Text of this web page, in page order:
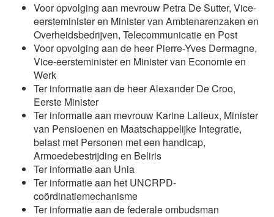
Voor opvolging aan mevrouw Petra De Sutter, Vice-
eersteminister en Minister van Ambtenarenzaken en
Overheidsbedrijven, Telecommunicatie en Post
Voor opvolging aan de heerPierre-Yves Dermagne,
Vice-eersteminister en Minister van Economie en
Werk
Ter informatie aan de heerAlexander De Croo,
Eerste Minister
Ter informatie aan mevrouw Karine Lalieux, Minister
van Pensioenen en Maatschappelijke Integratie,
belast met Personen met een handicap,
Armoedebestrijding en Beliris
Ter informatie aan Unia
Ter informatie aan het UNCRPD-
coördinatiemechanisme
Ter informatie aan de federale ombudsman